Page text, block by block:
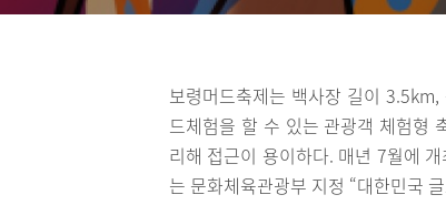
보령머드축제는 백사장 길이
드체험을 할 수 있는 관광객 체험형
리해 접근이 용이하다. 매년 7월에
는 문화체육관광부 지정 “대한민국